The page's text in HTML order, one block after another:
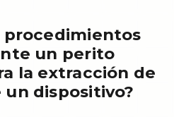
procedimientos
un perito
la extracción de
dispositivo?